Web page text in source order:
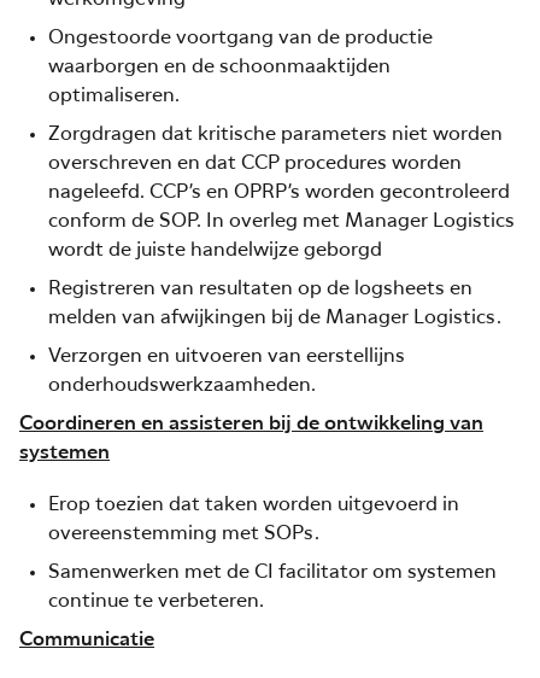
Ongestoorde voortgang van de productie
waarborgen en de schoonmaaktijden
optimaliseren.
Zorgdragen dat kritische parameters niet worden
overschreven en dat CCP procedures worden
nageleefd. CCP’s en OPRP’s worden gecontroleerd
conform de SOP. In overleg met Manager Logistics
wordt de juiste handelwijze geborgd
Registreren van resultaten op de logsheets en
melden van afwijkingen bij de Manager Logistics.
Verzorgen en uitvoeren van eerstellijns
onderhoudswerkzaamheden.
Coordineren en assisteren bij de ontwikkeling van
systemen
Erop toezien dat taken worden uitgevoerd in
overeenstemming met SOPs.
Samenwerken met de CI facilitator om systemen
continue te verbeteren.
Communicatie